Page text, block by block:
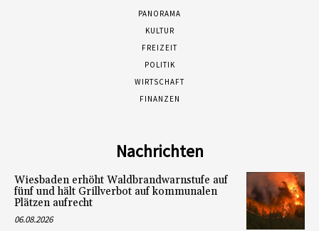
PANORAMA
KULTUR
FREIZEIT
POLITIK
WIRTSCHAFT
FINANZEN
Nachrichten
Wiesbaden erhöht Waldbrandwarnstufe auf
fünf und hält Grillverbot auf kommunalen
Plätzen aufrecht
06.08.2026